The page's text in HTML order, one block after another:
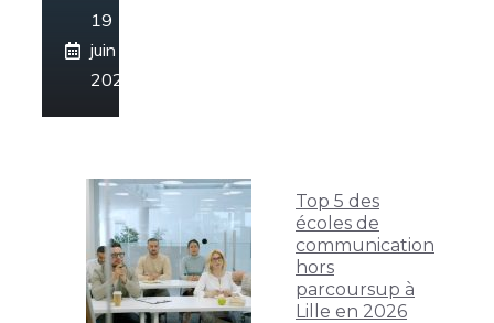
19
juin
2026
Top 5 des
écoles de
communication
hors
parcoursup à
Lille en 2026